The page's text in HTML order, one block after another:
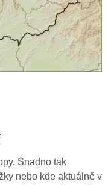
Snadno tak
nebo kde aktuálně v